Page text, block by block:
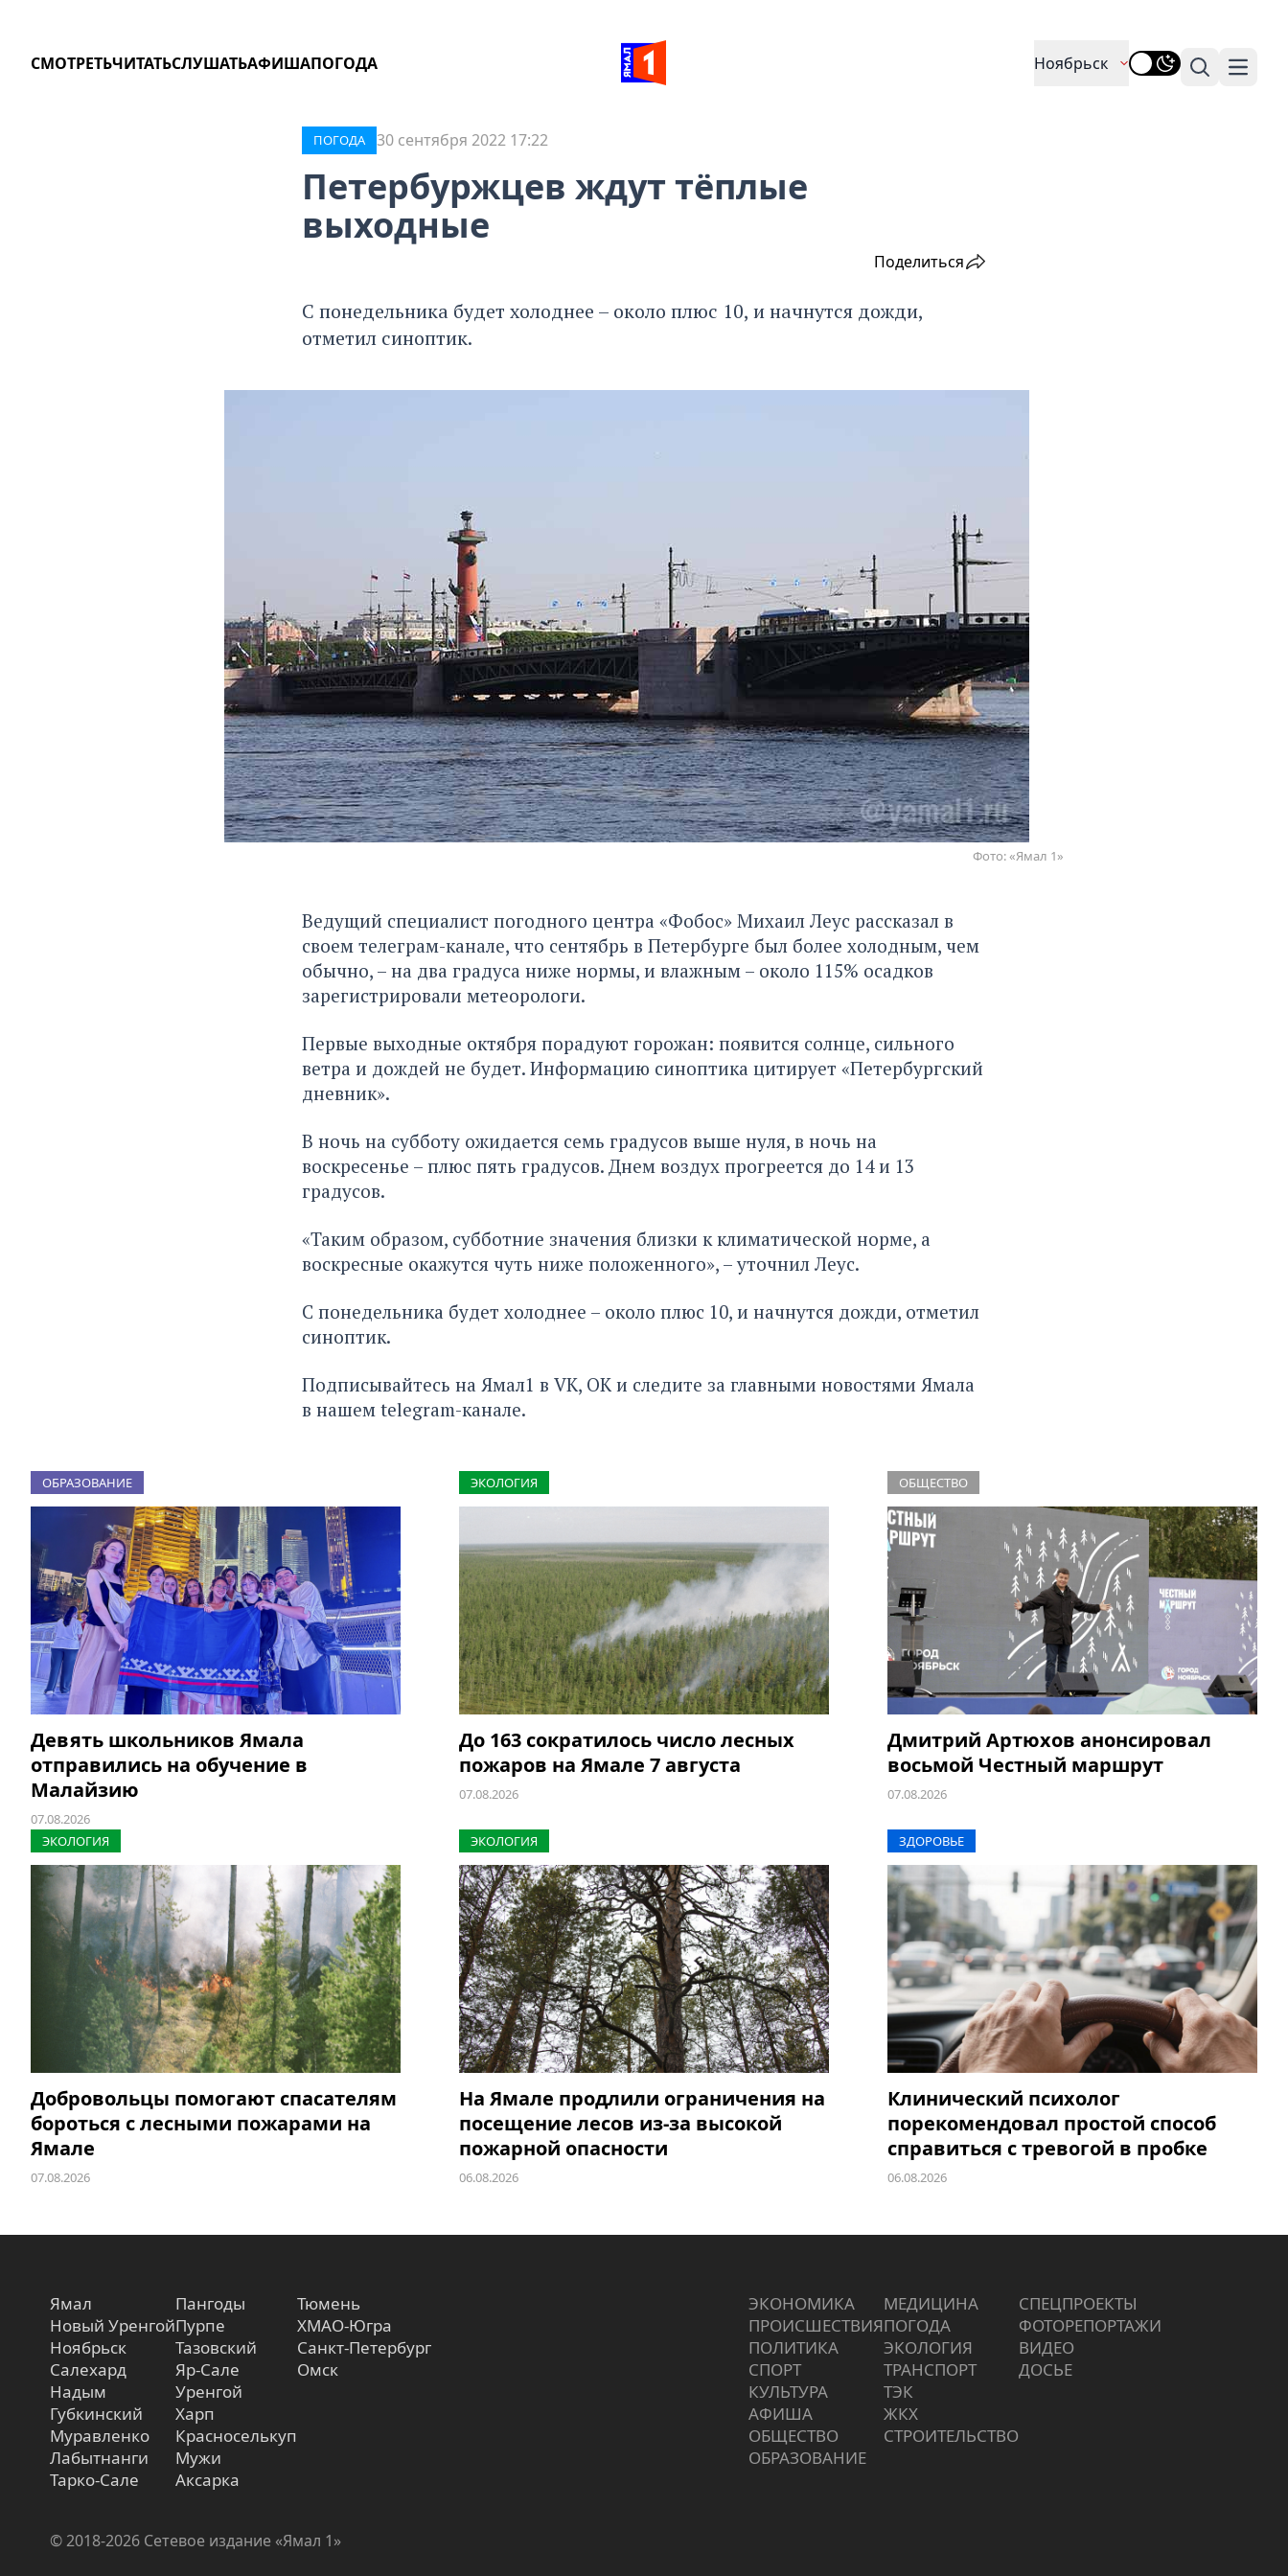
СМОТРЕТЬЧИТАТЬСЛУШАТЬАФИШАПОГОДА Ноябрьск
Поиск
ПОГОДА 30 сентября 2022 17:22
Петербуржцев ждут тёплые
выходные
Поделиться
С понедельника будет холоднее – около плюс 10, и начнутся дожди,
отметил синоптик.
Фото: «Ямал 1»
Ведущий специалист погодного центра «Фобос» Михаил Леус рассказал в
своем телеграм-канале, что сентябрь в Петербурге был более холодным, чем
обычно, – на два градуса ниже нормы, и влажным – около 115% осадков
зарегистрировали метеорологи.
Первые выходные октября порадуют горожан: появится солнце, сильного
ветра и дождей не будет. Информацию синоптика цитирует «Петербургский
дневник».
В ночь на субботу ожидается семь градусов выше нуля, в ночь на
воскресенье – плюс пять градусов. Днем воздух прогреется до 14 и 13
градусов.
«Таким образом, субботние значения близки к климатической норме, а
воскресные окажутся чуть ниже положенного», – уточнил Леус.
С понедельника будет холоднее – около плюс 10, и начнутся дожди, отметил
синоптик.
Подписывайтесь на Ямал1 в VK, ОКи следите за главными новостями Ямала
в нашем telegram-канале.
ОБРАЗОВАНИЕ
Девять школьников Ямала
отправились на обучение в
Малайзию
07.08.2026
ЭКОЛОГИЯ
До 163 сократилось число лесных
пожаров на Ямале 7 августа
07.08.2026
ОБЩЕСТВО
Дмитрий Артюхов анонсировал
восьмой Честный маршрут
07.08.2026
ЭКОЛОГИЯ
Добровольцы помогают спасателям
бороться с лесными пожарами на
Ямале
07.08.2026
ЭКОЛОГИЯ
На Ямале продлили ограничения на
посещение лесов из-за высокой
пожарной опасности
06.08.2026
ЗДОРОВЬЕ
Клинический психолог
порекомендовал простой способ
справиться с тревогой в пробке
06.08.2026
Ямал
Новый Уренгой
Ноябрьск
Салехард
Надым
Губкинский
Муравленко
Лабытнанги
Тарко-Сале
Пангоды
Пурпе
Тазовский
Яр-Сале
Уренгой
Харп
Красноселькуп
Мужи
Аксарка
Тюмень
ХМАО-Югра
Санкт-Петербург
Омск
ЭКОНОМИКА
ПРОИCШЕСТВИЯ
ПОЛИТИКА
СПОРТ
КУЛЬТУРА
АФИША
ОБЩЕСТВО
ОБРАЗОВАНИЕ
МЕДИЦИНА
ПОГОДА
ЭКОЛОГИЯ
ТРАНСПОРТ
ТЭК
ЖКХ
СТРОИТЕЛЬСТВО
СПЕЦПРОЕКТЫ
ФОТОРЕПОРТАЖИ
ВИДЕО
ДОСЬЕ
© 2018-2026 Сетевое издание «Ямал 1»